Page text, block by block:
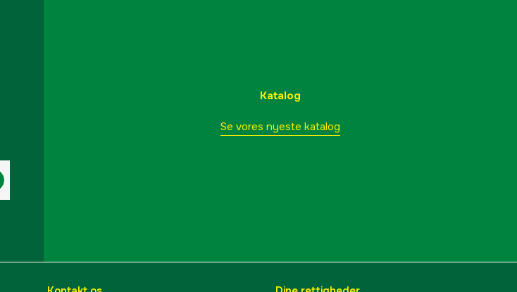
Katalog
Se vores nyeste katalog